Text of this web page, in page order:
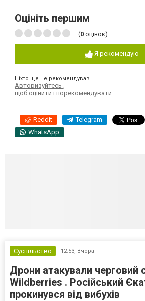
Оцініть першим
(0 оцінок)
Я рекомендую
Ніхто ще не рекомендував
Авторизуйтесь ,
щоб оцінити і порекомендувати
Reddit Telegram
WhatsApp
Суспільство 12:53, Вчора
Дрони атакували черговий
Wildberries . Російський
прокинувся від вибухів